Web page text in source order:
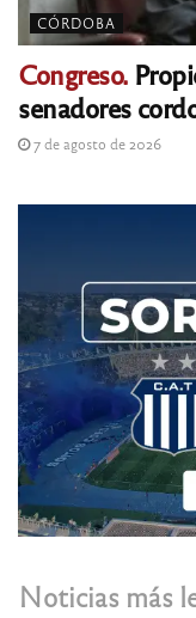
CÓRDOBA
Congreso.
senadores
7 de agosto de 2026
Noticias más